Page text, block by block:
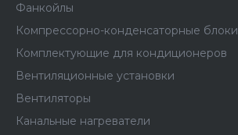
Фанкойлы
Компрессорно-конденсаторные блоки
Комплектующие для кондиционеров
Вентиляционные установки
Вентиляторы
Канальные нагреватели